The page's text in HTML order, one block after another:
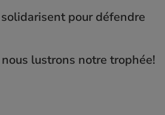
pour défendre
lustrons notre trophée!